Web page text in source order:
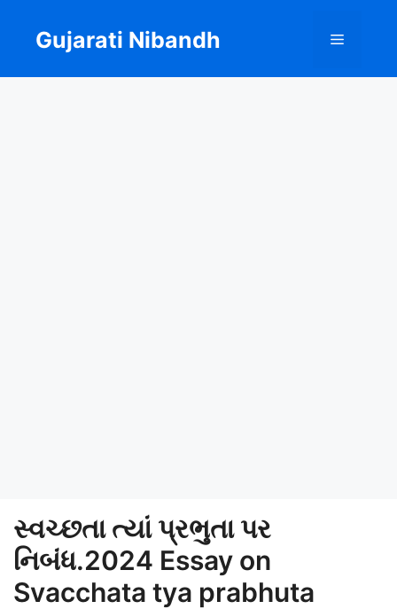
content
Gujarati Nibandh Menu
સ્વચ્છતા ત્યાં પ્રભુતા પર
નિબંધ.2024 Essay on
Svacchata tya prabhuta